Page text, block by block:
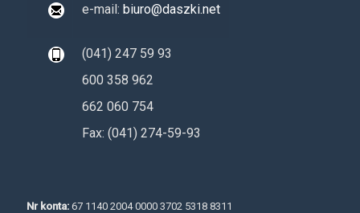
e-mail: biuro@daszki.net
(041) 247 59 93
600 358 962
662 060 754
Fax: (041) 274-59-93
Nr konta: 67 1140 2004 0000 3702 5318 8311